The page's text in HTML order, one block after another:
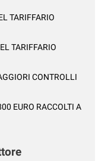
TARIFFARIO
TARIFFARIO
CONTROLLI
EURO RACCOLTI A